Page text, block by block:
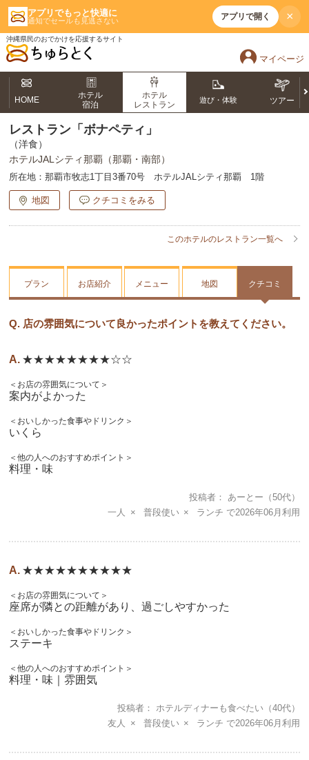
アプリでもっと快適に
通知でセールも見逃さない アプリで開く ×
沖縄県民のおでかけを応援するサイト
マイページ
HOME
ホテル
宿泊
ホテル
レストラン
遊び・体験 ツアー
レストラン「ボナペティ」
（洋食）
ホテルJALシティ那覇（那覇・南部）
所在地： 那覇市牧志1丁目3番70号 ホテルJALシティ那覇 1階
地図 クチコミをみる
このホテルのレストラン一覧へ
プラン お店紹介 メニュー 地図 クチコミ
Q. 店の雰囲気について良かったポイントを教えてください。
★★★★★★★★☆☆
＜お店の雰囲気について＞
案内がよかった
＜おいしかった食事やドリンク＞
いくら
＜他の人へのおすすめポイント＞
料理・味
投稿者 あーとー （50代）
一人
普段使い ランチ 2026年06月
★★★★★★★★★★
＜お店の雰囲気について＞
座席が隣との距離があり、過ごしやすかった
＜おいしかった食事やドリンク＞
ステーキ
＜他の人へのおすすめポイント＞
料理・味｜雰囲気
投稿者 ホテルディナーも食べたい （40代）
友人
普段使い ランチ 2026年06月